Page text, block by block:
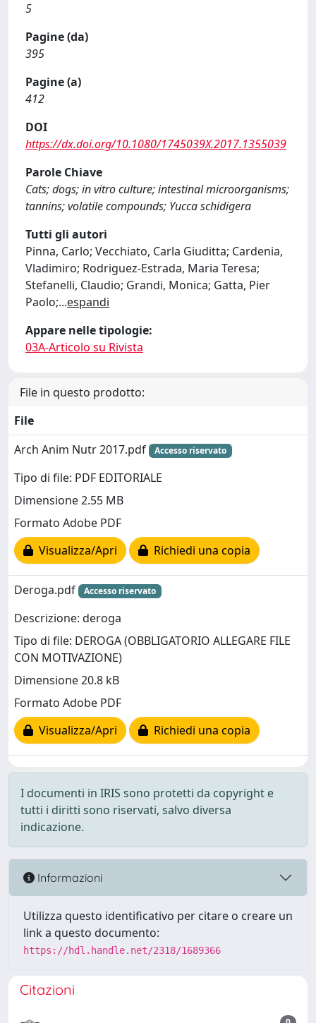
5
Pagine (da)
395
Pagine (a)
412
DOI
https://dx.doi.org/10.1080/1745039X.2017.1355039
Parole Chiave
Cats; dogs; in vitro culture; intestinal microorganisms;
tannins; volatile compounds; Yucca schidigera
Tutti gli autori
Pinna, Carlo; Vecchiato, Carla Giuditta; Cardenia,
Vladimiro; Rodriguez-Estrada, Maria Teresa;
Stefanelli, Claudio; Grandi, Monica; Gatta, Pier
Paolo;...espandi
Appare nelle tipologie:
03A-Articolo su Rivista
File in questo prodotto:
File
Arch Anim Nutr 2017.pdf
Accesso riservato
Tipo di file: PDF EDITORIALE
Dimensione 2.55 MB
Formato Adobe PDF
Visualizza/Apri
Richiedi una copia
Deroga.pdf Accesso riservato
Descrizione: deroga
Tipo di file: DEROGA (OBBLIGATORIO ALLEGARE FILE
CON MOTIVAZIONE)
Dimensione 20.8 kB
Formato Adobe PDF
Visualizza/Apri
Richiedi una copia
I documenti in IRIS sono protetti da copyright e
tutti i diritti sono riservati, salvo diversa
indicazione.
Informazioni
Utilizza questo identificativo per citare o creare un
link a questo documento:
https://hdl.handle.net/2318/1689366
Citazioni